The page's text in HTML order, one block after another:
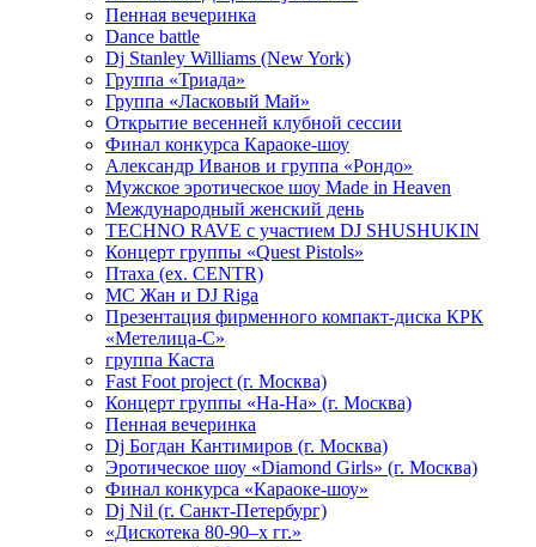
Пенная вечеринка
Dance battle
Dj Stanley Williams (New York)
Группа «Триада»
Группа «Ласковый Май»
Открытие весенней клубной сессии
Финал конкурса Караоке-шоу
Александр Иванов и группа «Рондо»
Мужское эротическое шоу Made in Heaven
Международный женский день
TECHNO RAVE с участием DJ SHUSHUKIN
Концерт группы «Quest Pistols»
Птаха (ex. CENTR)
МС Жан и DJ Riga
Презентация фирменного компакт-диска КРК
«Метелица-С»
группа Каста
Fast Foot project (г. Москва)
Концерт группы «На-На» (г. Москва)
Пенная вечеринка
Dj Богдан Кантимиров (г. Москва)
Эротическое шоу «Diamond Girls» (г. Москва)
Финал конкурса «Караоке-шоу»
Dj Nil (г. Санкт-Петербург)
«Дискотека 80-90–х гг.»